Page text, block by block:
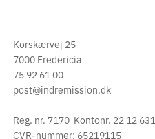
Korskærvej 25
7000 Fredericia
75 92 61 00
post@indremission.dk
Reg. nr. 7170 Kontonr. 22 12 631
CVR-nummer: 65219115